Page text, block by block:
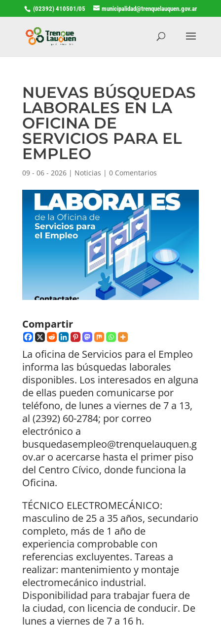
(02392) 410501/05 municipalidad@trenquelauquen.gov.ar
NUEVAS BÚSQUEDAS
LABORALES EN LA
OFICINA DE
SERVICIOS PARA EL
EMPLEO
09 - 06 - 2026| Noticias | 0 Comentarios
Compartir
La oficina de Servicios para el Empleo
informa las búsquedas laborales
disponibles. Los interesados en alguna
de ellas pueden comunicarse por
teléfono, de lunes a viernes de 7 a 13,
al (2392) 60-2784; por correo
electrónico a
busquedasempleo@trenquelauquen.g
ov.ar o acercarse hasta el primer piso
del Centro Cívico, donde funciona la
Oficina.
TÉCNICO ELECTROMECÁNICO:
masculino de 25 a 35 años, secundario
completo, más de 1 año de
experiencia comprobable con
referencias excluyentes. Tareas a
realizar: mantenimiento y montaje
electromecánico industrial.
Disponibilidad para trabajar fuera de
la ciudad, con licencia de conducir. De
lunes a viernes de 7 a 16 h.